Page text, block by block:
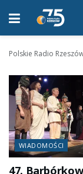
Polskie Radio
WIADOMOŚCI
47.